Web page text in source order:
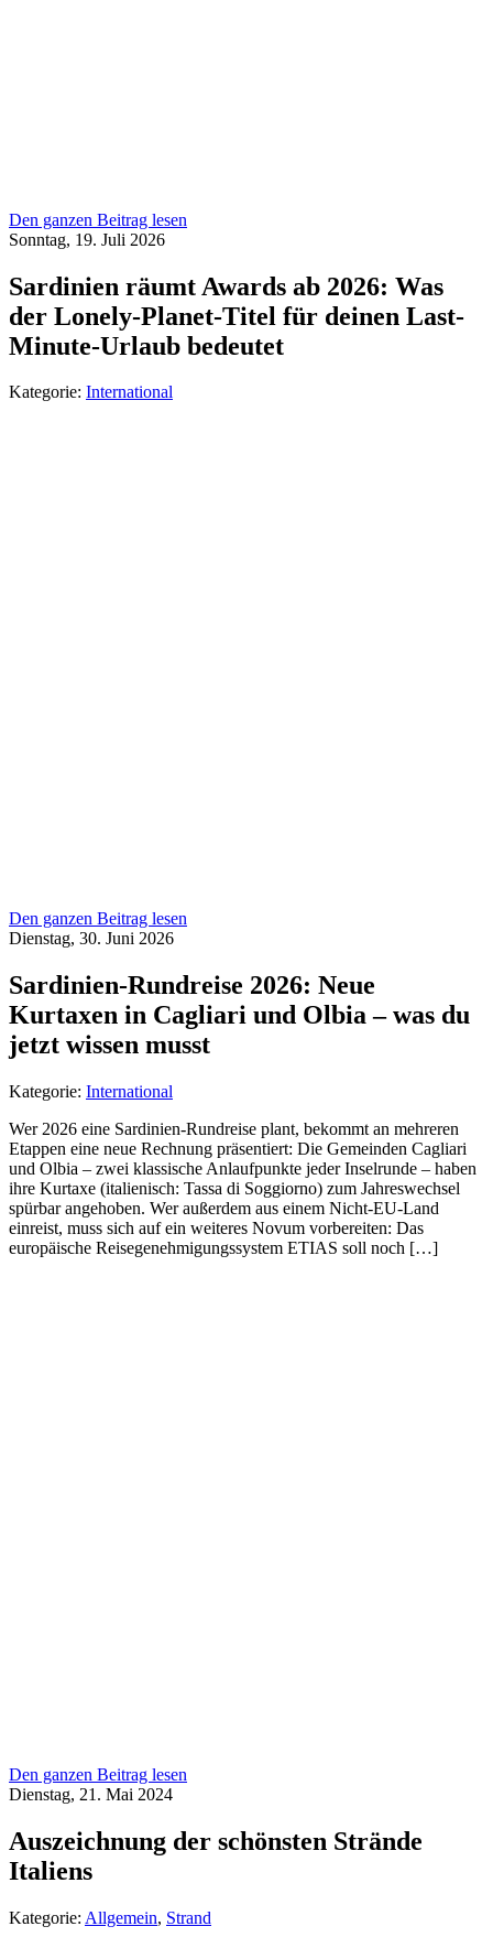
Den ganzen Beitrag lesen
Sonntag, 19. Juli 2026
Sardinien räumt Awards ab 2026: Was
der Lonely-Planet-Titel für deinen Last-
Minute-Urlaub bedeutet
Kategorie: International
Den ganzen Beitrag lesen
Dienstag, 30. Juni 2026
Sardinien-Rundreise 2026: Neue
Kurtaxen in Cagliari und Olbia – was du
jetzt wissen musst
Kategorie: International
Wer 2026 eine Sardinien-Rundreise plant, bekommt an mehreren
Etappen eine neue Rechnung präsentiert: Die Gemeinden Cagliari
und Olbia – zwei klassische Anlaufpunkte jeder Inselrunde – haben
ihre Kurtaxe (italienisch: Tassa di Soggiorno) zum Jahreswechsel
spürbar angehoben. Wer außerdem aus einem Nicht-EU-Land
einreist, muss sich auf ein weiteres Novum vorbereiten: Das
europäische Reisegenehmigungssystem ETIAS soll noch […]
Den ganzen Beitrag lesen
Dienstag, 21. Mai 2024
Auszeichnung der schönsten Strände
Italiens
Kategorie: Allgemein, Strand